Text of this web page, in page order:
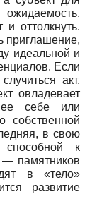
ожидаемость.
оттолкнуть.
приглашение,
идеальной и
Если
акт,
овладевает
ее себе или
собственной
в свою
к
памятников
в «тело»
развитие